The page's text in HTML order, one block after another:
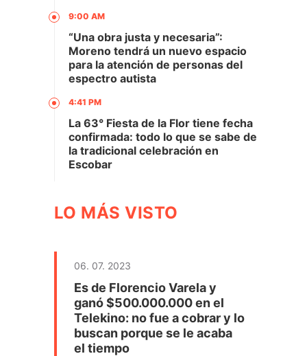
9:00 AM
“Una obra justa y necesaria”:
Moreno tendrá un nuevo espacio
para la atención de personas del
espectro autista
4:41 PM
La 63° Fiesta de la Flor tiene fecha
confirmada: todo lo que se sabe de
la tradicional celebración en
Escobar
LO MÁS VISTO
06. 07. 2023
Es de Florencio Varela y
ganó $500.000.000 en el
Telekino: no fue a cobrar y lo
buscan porque se le acaba
el tiempo